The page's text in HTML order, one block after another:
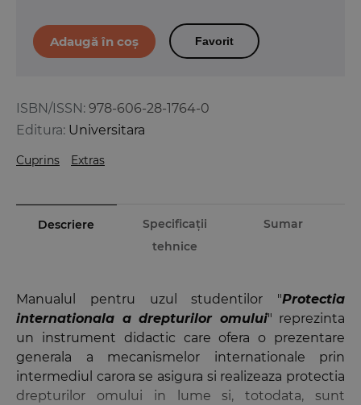
ISBN/ISSN: 978-606-28-1764-0
Editura: Universitara
Cuprins Extras
Favorit
Descriere
Specificații
tehnice
Sumar
Manualul pentru uzul studentilor "Protectia
internationala a drepturilor omului" reprezinta
un instrument didactic care ofera o prezentare
generala a mecanismelor internationale prin
intermediul carora se asigura si realizeaza protectia
drepturilor omului in lume si, totodata, sunt